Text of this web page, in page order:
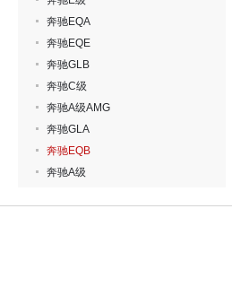
奔驰EQA
奔驰EQE
奔驰GLB
奔驰C级
奔驰A级AMG
奔驰GLA
奔驰EQB
奔驰A级